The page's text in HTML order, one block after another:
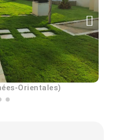
Orientales)